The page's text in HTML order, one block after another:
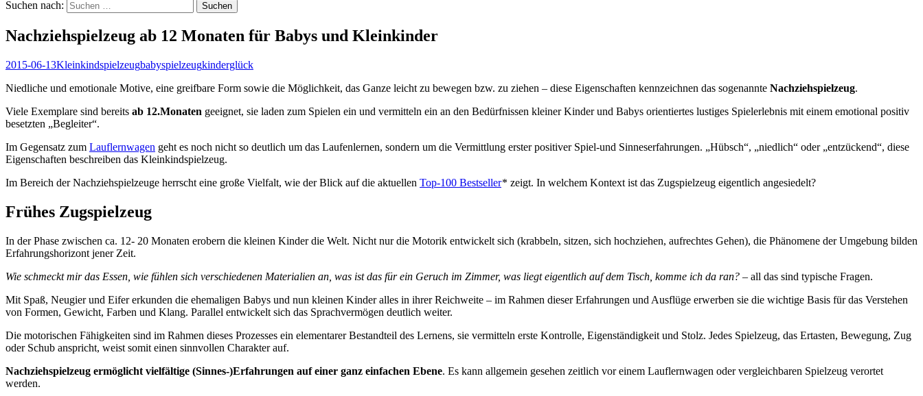
Suchen nach:
Nachziehspielzeug ab 12 Monaten für Babys und Kleinkinder
2015-06-13Kleinkindspielzeugbabyspielzeugkinderglück
Niedliche und emotionale Motive, eine greifbare Form sowie die Möglichkeit, das Ganze leicht zu bewegen bzw. zu ziehen – diese Eigenschaften kennzeichnen das sogenannte Nachziehspielzeug.
Viele Exemplare sind bereits ab 12.Monaten geeignet, sie laden zum Spielen ein und vermitteln ein an den Bedürfnissen kleiner Kinder und Babys orientiertes lustiges Spielerlebnis mit einem emotional positiv
besetzten „Begleiter“.
Im Gegensatz zum Lauflernwagen geht es noch nicht so deutlich um das Laufenlernen, sondern um die Vermittlung erster positiver Spiel-und Sinneserfahrungen. „Hübsch“, „niedlich“ oder „entzückend“, diese
Eigenschaften beschreiben das Kleinkindspielzeug.
Im Bereich der Nachziehspielzeuge herrscht eine große Vielfalt, wie der Blick auf die aktuellen Top-100 Bestseller* zeigt. In welchem Kontext ist das Zugspielzeug eigentlich angesiedelt?
Frühes Zugspielzeug
In der Phase zwischen ca. 12- 20 Monaten erobern die kleinen Kinder die Welt. Nicht nur die Motorik entwickelt sich (krabbeln, sitzen, sich hochziehen, aufrechtes Gehen), die Phänomene der Umgebung bilden
Erfahrungshorizont jener Zeit.
Wie schmeckt mir das Essen, wie fühlen sich verschiedenen Materialien an, was ist das für ein Geruch im Zimmer, was liegt eigentlich auf dem Tisch, komme ich da ran? – all das sind typische Fragen.
Mit Spaß, Neugier und Eifer erkunden die ehemaligen Babys und nun kleinen Kinder alles in ihrer Reichweite – im Rahmen dieser Erfahrungen und Ausflüge erwerben sie die wichtige Basis für das Verstehen
von Formen, Gewicht, Farben und Klang. Parallel entwickelt sich das Sprachvermögen deutlich weiter.
Die motorischen Fähigkeiten sind im Rahmen dieses Prozesses ein elementarer Bestandteil des Lernens, sie vermitteln erste Kontrolle, Eigenständigkeit und Stolz. Jedes Spielzeug, das Ertasten, Bewegung, Zug
oder Schub anspricht, weist somit einen sinnvollen Charakter auf.
Nachziehspielzeug ermöglicht vielfältige (Sinnes-)Erfahrungen auf einer ganz einfachen Ebene. Es kann allgemein gesehen zeitlich vor einem Lauflernwagen oder vergleichbaren Spielzeug verortet
werden.